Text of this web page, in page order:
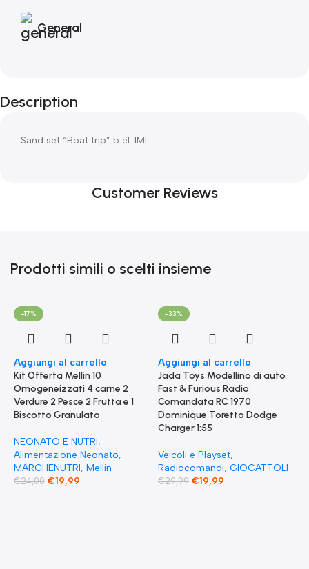
General
Description
Sand set “Boat trip” 5 el. IML
Customer Reviews
Prodotti simili o scelti insieme
-17%
Aggiungi al carrello
Kit Offerta Mellin 10
Omogeneizzati 4 carne 2
Verdure 2 Pesce 2 Frutta e 1
Biscotto Granulato
NEONATO E NUTRI,
Alimentazione Neonato,
MARCHENUTRI, Mellin
€24,00 €19,99
-33%
Aggiungi al carrello
Jada Toys Modellino di auto
Fast & Furious Radio
Comandata RC 1970
Dominique Toretto Dodge
Charger 1:55
Veicoli e Playset,
Radiocomandi, GIOCATTOLI
€29,99 €19,99